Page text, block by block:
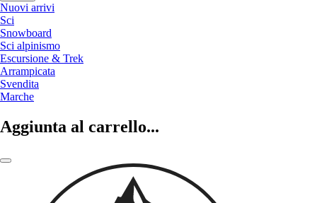
Nuovi arrivi
Sci
Snowboard
Sci alpinismo
Escursione & Trek
Arrampicata
Svendita
Marche
Aggiunta al carrello...